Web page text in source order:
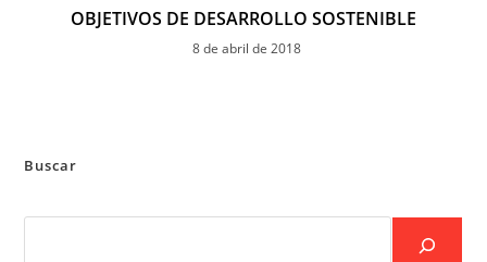
OBJETIVOS DE DESARROLLO SOSTENIBLE
8 de abril de 2018
Buscar